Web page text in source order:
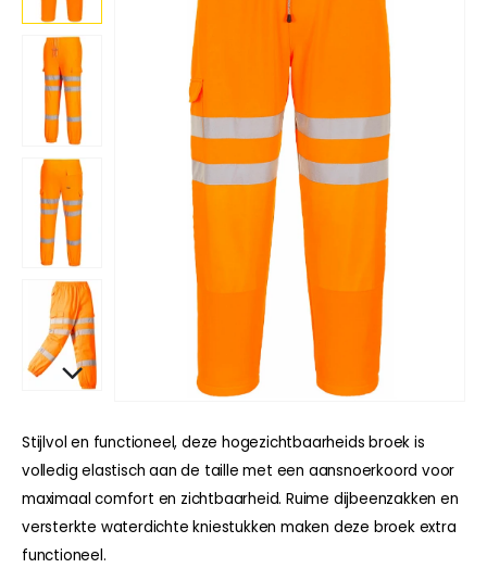
Stijlvol en functioneel, deze hogezichtbaarheids broek is
volledig elastisch aan de taille met een aansnoerkoord voor
maximaal comfort en zichtbaarheid. Ruime dijbeenzakken en
versterkte waterdichte kniestukken maken deze broek extra
functioneel.